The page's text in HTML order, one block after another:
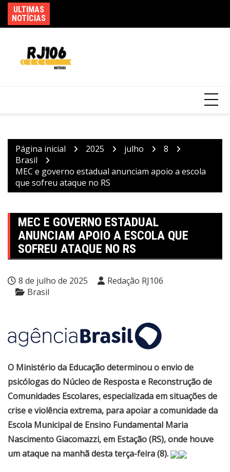
para
o
ULTIMAS
NOTÍCIAS
Página inicial 2025 julho
8
Brasil
MEC e governo estadual anunciam apoio a escola
que sofreu ataque no RS
MEC E GOVERNO ESTADUAL
ANUNCIAM APOIO A ESCOLA QUE
SOFREU ATAQUE NO RS
8 de julho de 2025
Redação RJ106
Brasil
O Ministério da Educação determinou o envio de
psicólogas do Núcleo de Resposta e Reconstrução de
Comunidades Escolares, especializada em situações de
crise e violência extrema, para apoiar a comunidade da
Escola Municipal de Ensino Fundamental Maria
Nascimento Giacomazzi, em Estação (RS), onde houve
um ataque na manhã desta terça-feira (8).